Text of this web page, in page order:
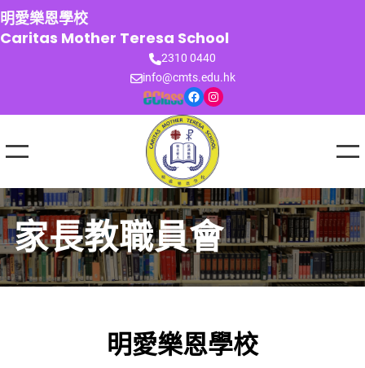
跳
至
主
明愛樂恩學校
Caritas Mother Teresa School
2310 0440
info@cmts.edu.hk
Facebook Instagram
家長教職員會
明愛樂恩學校